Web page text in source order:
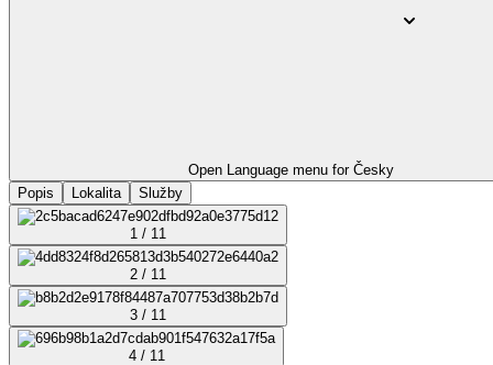
Open Language menu for Česky
Popis
Lokalita Služby
1 / 11
2 / 11
3 / 11
4 / 11